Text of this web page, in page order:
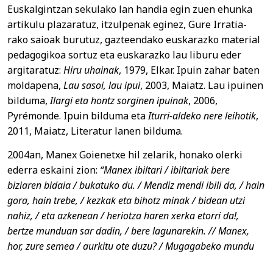
Euskalgintzan sekulako lan handia egin zuen ehunka
artikulu plazaratuz, itzulpenak eginez, Gure Irratia-
rako saioak burutuz, gazteendako euskarazko material
pedagogikoa sortuz eta euskarazko lau liburu eder
argitaratuz: Hiru uhainak, 1979, Elkar. Ipuin zahar baten
moldapena, Lau sasoi, lau ipui, 2003, Maiatz. Lau ipuinen
bilduma,Ilargi eta hontz sorginen ipuinak, 2006,
Pyrémonde. Ipuin bilduma etaIturri-aldeko nere leihotik,
2011, Maiatz, Literatur lanen bilduma.
2004an, Manex Goienetxe hil zelarik, honako olerki
ederra eskaini zion: “Manex ibiltari / ibiltariak bere
biziaren bidaia / bukatuko du. / Mendiz mendi ibili da, / hain
gora, hain trebe, / kezkak eta bihotz minak / bidean utzi
nahiz, / eta azkenean / heriotza haren xerka etorri da!,
bertze munduan sar dadin, / bere lagunarekin. // Manex,
hor, zure semea / aurkitu ote duzu? / Mugagabeko mundu